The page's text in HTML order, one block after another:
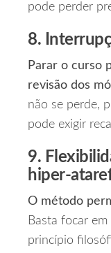
pode perder
8.
Parar o curso
revisão dos
não se perde,
pode exigir
9.
O método
Basta focar
princípio